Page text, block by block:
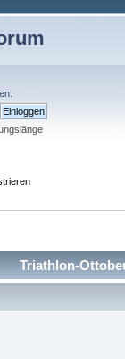
Triathlon-